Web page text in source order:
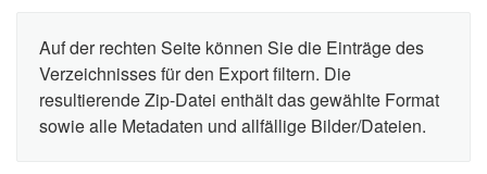
Auf der rechten Seite können Sie die Einträge des
Verzeichnisses für den Export filtern. Die
resultierende Zip-Datei enthält das gewählte Format
sowie alle Metadaten und allfällige Bilder/Dateien.